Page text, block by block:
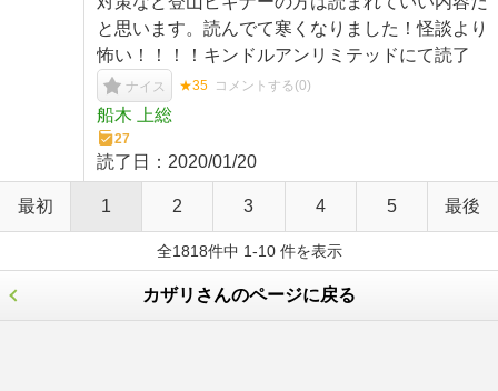
と思います。読んでて寒くなりました！怪談より
怖い！！！！キンドルアンリミテッドにて読了
ナイス ★35 コメントする(0)
船木 上総
27
読了日： 2020/01/20
最初 1 2 3 4 5 最後
全1818件中 1-10 件を表示
カザリさんのページに戻る